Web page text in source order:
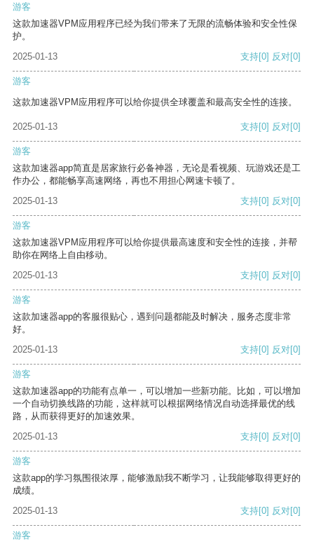
游客
这款加速器VPM应用程序已经为我们带来了无限的流畅体验和安全性保
护。
2025-01-13
支持[0] 反对[0]
游客
这款加速器VPM应用程序可以给你提供全球覆盖和最高安全性的连接。
2025-01-13 支持[0] 反对[0]
游客
这款加速器app简直是居家旅行必备神器，无论是看视频、玩游戏还是工
作办公，都能畅享高速网络，再也不用担心网速卡顿了。
2025-01-13
支持[0] 反对[0]
游客
这款加速器VPM应用程序可以给你提供最高速度和安全性的连接，并帮
助你在网络上自由移动。
2025-01-13
支持[0] 反对[0]
游客
这款加速器app的客服很贴心，遇到问题都能及时解决，服务态度非常
好。
2025-01-13
支持[0] 反对[0]
游客
这款加速器app的功能有点单一，可以增加一些新功能。比如，可以增加
一个自动切换线路的功能，这样就可以根据网络情况自动选择最优的线
路，从而获得更好的加速效果。
2025-01-13
支持[0] 反对[0]
游客
这款app的学习氛围很浓厚，能够激励我不断学习，让我能够取得更好的
成绩。
2025-01-13
支持[0] 反对[0]
游客